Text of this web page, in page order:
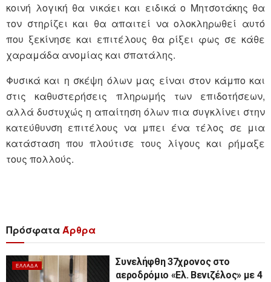
κοινή λογική θα νικάει και ειδικά ο Μητσοτάκης θα
τον στηρίζει και θα απαιτεί να ολοκληρωθεί αυτό
που ξεκίνησε και επιτέλους θα ρίξει φως σε κάθε
χαραμάδα ανομίας και σπατάλης.
Φυσικά και η σκέψη όλων μας είναι στον κάμπο και
στις καθυστερήσεις πληρωμής των επιδοτήσεων,
αλλά δυστυχώς η απαίτηση όλων πια συγκλίνει στην
κατεύθυνση επιτέλους να μπει ένα τέλος σε μια
κατάσταση που πλούτισε τους λίγους και ρήμαξε
τους πολλούς.
ΠρόσφαταΆρθρα
ΕΛΛΆΔΑ
Συνελήφθη 37χρονος στο
αεροδρόμιο «Ελ. Βενιζέλος» με 4